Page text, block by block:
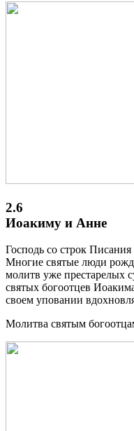
2.6
Иоакиму и Анне
Господь со строк
Многие святые люди
молитв уже престарелых
святых богоотцев
своем уповании
Молитва святым